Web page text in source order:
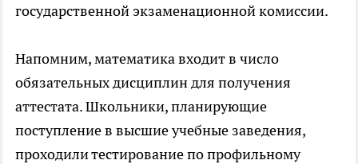
государственной экзаменационной комиссии.
Напомним, математика входит в число
обязательных дисциплин для получения
аттестата. Школьники, планирующие
поступление в высшие учебные заведения,
проходили тестирование по профильному